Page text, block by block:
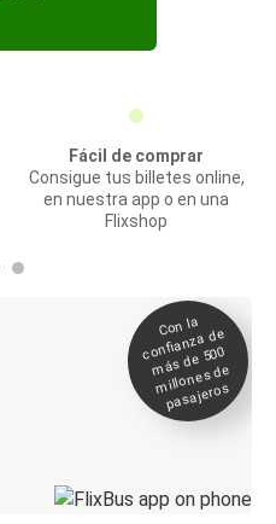
Fácil de comprar
Consigue tus billetes online,
en nuestra app o en una
Flixshop
Con la
confianza de
más de 500
millones de
pasajeros